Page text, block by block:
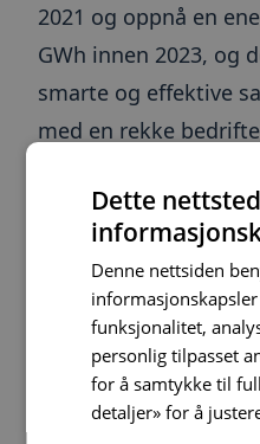
2021 og oppnå en
GWh innen 2023, og
smarte og effektive
med en rekke
Fokus på
bærekraftig
Visste du at
ganger så mye CO2-
kylling, og 25 ganger
Dette
Denne nettsiden
funksjonalitet,
personlig tilpasset
for å samtykke til
detaljer» for å